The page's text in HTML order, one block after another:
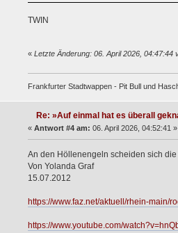
TWIN
« Letzte Änderung: 06. April 2026, 04:47:44
Frankfurter Stadtwappen - Pit Bull und
Re: »Auf einmal hat es überall
« Antwort #4 am: 06. April 2026, 04:52:41 »
An den Höllenengeln scheiden sich die
Von Yolanda Graf
15.07.2012
https://www.faz.net/aktuell/rhein-main/
https://www.youtube.com/